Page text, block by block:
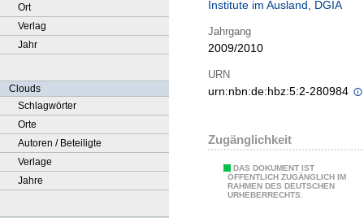
Ort
Verlag
Jahr
Clouds
Schlagwörter
Orte
Autoren / Beteiligte
Verlage
Jahre
Institute im Ausland, DGIA
Jahrgang
2009/2010
URN
urn:nbn:de:hbz:5:2-280984
Zugänglichkeit
DAS DOKUMENT IST
ÖFFENTLICH ZUGÄNGLICH IM
RAHMEN DES DEUTSCHEN
URHEBERRECHTS.